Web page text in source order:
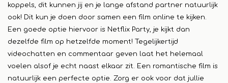
koppels, dit kunnen jij en je lange afstand partner natuurlijk
ook! Dit kun je doen door samen een film online te kijken.
Een goede optie hiervoor is Netflix Party, je kijkt dan
dezelfde film op hetzelfde moment! Tegelijkertijd
videochatten en commentaar geven laat het helemaal
voelen alsof je echt naast elkaar zit. Een romantische film is
natuurlijk een perfecte optie. Zorg er ook voor dat jullie